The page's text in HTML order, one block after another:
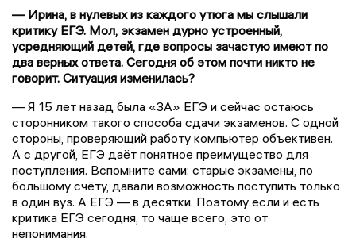
— Ирина, в нулевых из каждого утюга мы слышали
критику ЕГЭ. Мол, экзамен дурно устроенный,
усредняющий детей, где вопросы зачастую имеют по
два верных ответа. Сегодня об этом почти никто не
говорит. Ситуация изменилась?
— Я 15 лет назад была «ЗА» ЕГЭ и сейчас остаюсь
сторонником такого способа сдачи экзаменов. С одной
стороны, проверяющий работу компьютер объективен.
А с другой, ЕГЭ даёт понятное преимущество для
поступления. Вспомните сами: старые экзамены, по
большому счёту, давали возможность поступить только
в один вуз. А ЕГЭ — в десятки. Поэтому если и есть
критика ЕГЭ сегодня, то чаще всего, это от
непонимания.